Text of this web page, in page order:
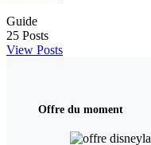
Guide
25 Posts
View Posts
Offre du moment